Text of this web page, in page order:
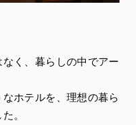
く、暮らしの中でアー
ホテルを、理想の暮ら
。